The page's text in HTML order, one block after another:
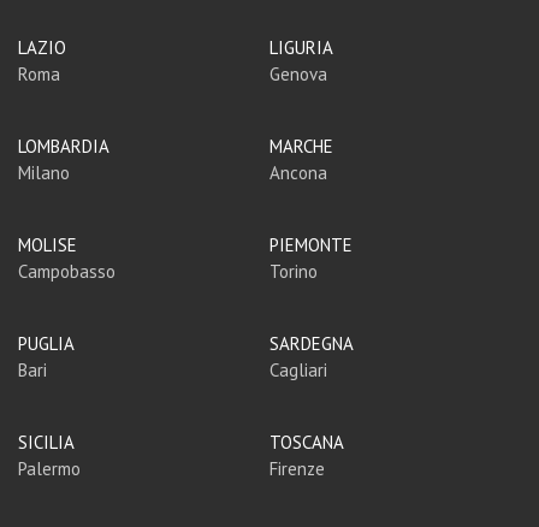
LAZIO
Roma
LIGURIA
Genova
LOMBARDIA
Milano
MARCHE
Ancona
MOLISE
Campobasso
PIEMONTE
Torino
PUGLIA
Bari
SARDEGNA
Cagliari
SICILIA
Palermo
TOSCANA
Firenze